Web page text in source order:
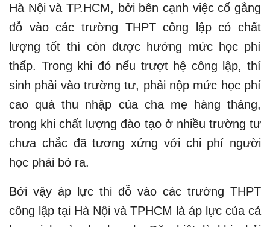
Hà Nội và TP.HCM, bởi bên cạnh việc cố gắng
đỗ vào các trường THPT công lập có chất
lượng tốt thì còn được hưởng mức học phí
thấp. Trong khi đó nếu trượt hệ công lập, thí
sinh phải vào trường tư, phải nộp mức học phí
cao quá thu nhập của cha mẹ hàng tháng,
trong khi chất lượng đào tạo ở nhiều trường tư
chưa chắc đã tương xứng với chi phí người
học phải bỏ ra.
Bởi vậy áp lực thi đỗ vào các trường THPT
công lập tại Hà Nội và TPHCM là áp lực của cả